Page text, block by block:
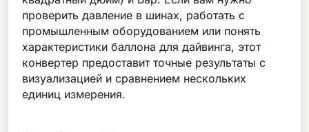
проверить давление в шинах, работать с
промышленным оборудованием или понять
характеристики баллона для дайвинга, этот
конвертер предоставит точные результаты с
визуализацией и сравнением нескольких
единиц измерения.